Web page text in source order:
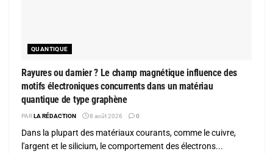
QUANTIQUE
Rayures ou damier ? Le champ magnétique influence des
motifs électroniques concurrents dans un matériau
quantique de type graphène
PARLA RÉDACTION 8 août 2026 0
Dans la plupart des matériaux courants, comme le cuivre,
l'argent et le silicium, le comportement des électrons...